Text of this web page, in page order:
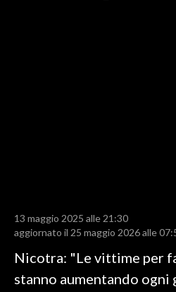
RISULTATI E CLASSIFICHE
CALCIO REGIONALE
BASKET
13 maggio 2025 alle 21:30
aggiornato il 25 maggio 2026 alle
Nicotra: "Le vittime per
stanno aumentando ogni